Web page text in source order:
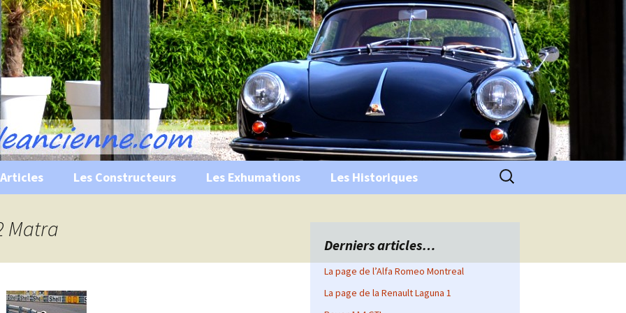
Ancienne
historiques …
Les Constructeurs Les Exhumations Les Historiques Rechercher :
Matra
Derniers articles…
La page de l’Alfa Romeo Montreal
La page de la Renault Laguna 1